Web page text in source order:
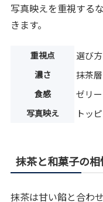
写真映えを重視する
きます。
重視点 選び方
濃さ 抹茶
食感 ゼリ
写真映え トッ
抹茶と和菓子の
抹茶は甘い餡と合わ